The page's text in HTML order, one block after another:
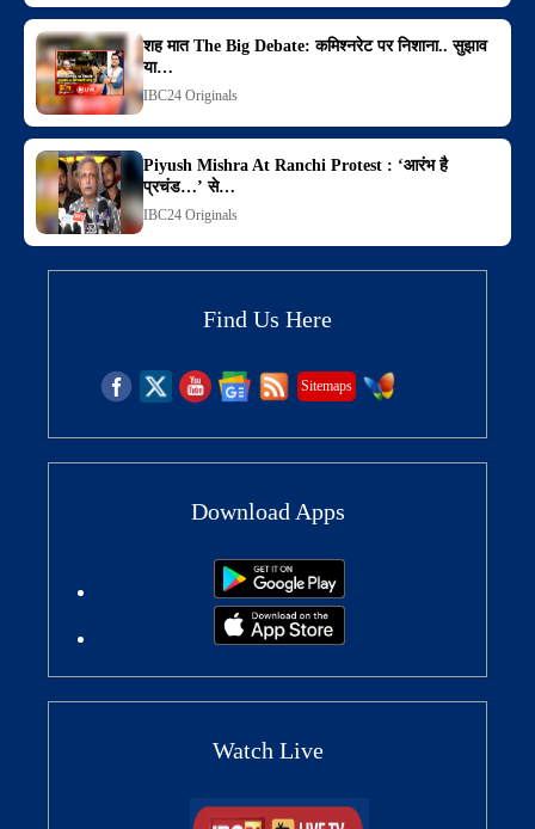
शह मात The Big Debate: कमिश्नरेट पर निशाना.. सुझाव
या…
IBC24 Originals
Piyush Mishra At Ranchi Protest : ‘आरंभ है
प्रचंड…’ से…
IBC24 Originals
Find Us Here
Sitemaps
Download Apps
Watch Live